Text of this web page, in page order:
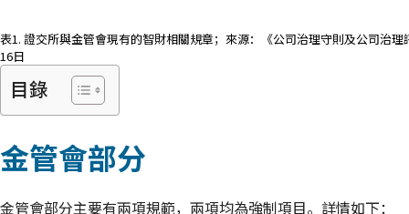
表1. 證交所與金管會現有的智財相關規章；來源：《公司治理守則及公司治
16日
目錄
金管會部分
金管會部分主要有兩項規範，兩項均為強制項目。詳情如下：